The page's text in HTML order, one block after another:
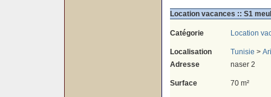
Location vacances :: S1
Catégorie Location
Localisation Tunisie >
Adresse
naser 2
Surface 70 m²